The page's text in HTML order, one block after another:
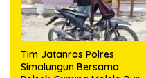
Tim Jatanras Polres
Simalungun Bersama